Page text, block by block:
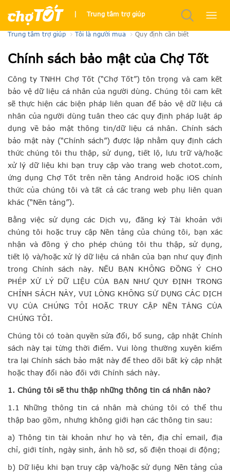
Trung tâm trợ giúp
Quy định cần biết
Trung tâm trợ giúp Tôi là người mua Quy định cần biết
Chính sách bảo mật của Chợ Tốt
Công ty TNHH Chợ Tốt (“Chợ Tốt”) tôn trọng và cam kết
bảo vệ dữ liệu cá nhân của người dùng. Chúng tôi cam kết
sẽ thực hiện các biện pháp liên quan để bảo vệ dữ liệu cá
nhân của người dùng tuân theo các quy định pháp luật áp
dụng về bảo mật thông tin/dữ liệu cá nhân. Chính sách
bảo mật này (“Chính sách”) được lập nhằm quy định cách
thức chúng tôi thu thập, sử dụng, tiết lộ, lưu trữ và/hoặc
xử lý dữ liệu khi bạn truy cập vào trang web chotot.com,
ứng dụng Chợ Tốt trên nền tảng Android hoặc iOS chính
thức của chúng tôi và tất cả các trang web phụ liên quan
khác (“Nền tảng”).
Bằng việc sử dụng các Dịch vụ, đăng ký Tài khoản với
chúng tôi hoặc truy cập Nền tảng của chúng tôi, bạn xác
nhận và đồng ý cho phép chúng tôi thu thập, sử dụng,
tiết lộ và/hoặc xử lý dữ liệu cá nhân của bạn như quy định
trong Chính sách này. NẾU BẠN KHÔNG ĐỒNG Ý CHO
PHÉP XỬ LÝ DỮ LIỆU CỦA BẠN NHƯ QUY ĐỊNH TRONG
CHÍNH SÁCH NÀY, VUI LÒNG KHÔNG SỬ DỤNG CÁC DỊCH
VỤ CỦA CHÚNG TÔI HOẶC TRUY CẬP NỀN TẢNG CỦA
CHÚNG TÔI.
Chúng tôi có toàn quyền sửa đổi, bổ sung, cập nhật Chính
sách này tại từng thời điểm. Vui lòng thường xuyên kiểm
tra lại Chính sách bảo mật này để theo dõi bất kỳ cập nhật
hoặc thay đổi nào đối với Chính sách này.
1. Chúng tôi sẽ thu thập những thông tin cá nhân nào?
1.1 Những thông tin cá nhân mà chúng tôi có thể thu
thập bao gồm, nhưng không giới hạn các thông tin sau:
a) Thông tin tài khoản như họ và tên, địa chỉ email, địa
chỉ, giới tính, ngày sinh, ảnh hồ sơ, số điện thoại di động;
b) Dữ liệu khi bạn truy cập và/hoặc sử dụng Nền tảng của